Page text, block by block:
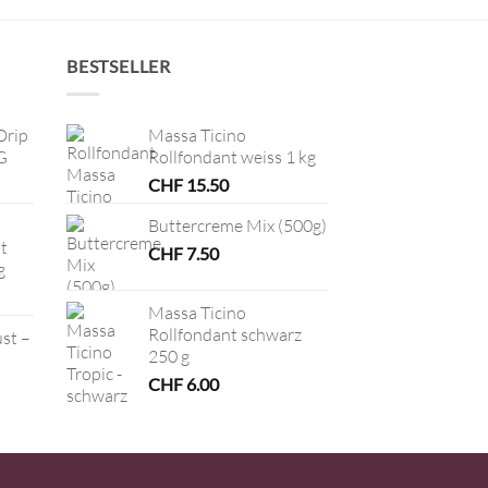
–
BESTSELLER
Massa Ticino
Rollfondant weiss 1 kg
CHF15.50
Buttercreme Mix (500g)
CHF7.50
Massa Ticino
Rollfondant schwarz
250 g
CHF6.00